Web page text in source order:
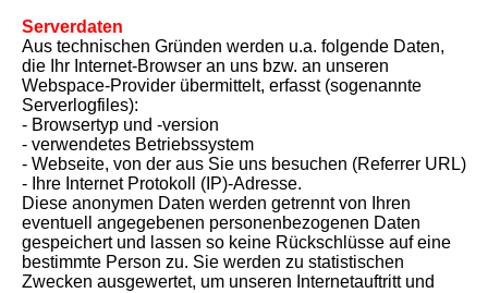
Serverdaten
Aus technischen Gründen werden u.a. folgende Daten,
die Ihr Internet-Browser an uns bzw. an unseren
Webspace-Provider übermittelt, erfasst (sogenannte
Serverlogfiles):
- Browsertyp und -version
- verwendetes Betriebssystem
- Webseite, von der aus Sie uns besuchen (Referrer URL)
- Ihre Internet Protokoll (IP)-Adresse.
Diese anonymen Daten werden getrennt von Ihren
eventuell angegebenen personenbezogenen Daten
gespeichert und lassen so keine Rückschlüsse auf eine
bestimmte Person zu. Sie werden zu statistischen
Zwecken ausgewertet, um unseren Internetauftritt und